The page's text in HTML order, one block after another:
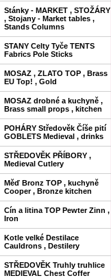
Stánky - MARKET , STOŽÁRY
, Stojany - Market tables ,
Stands Columns
STANY Celty Tyče TENTS
Fabrics Pole Sticks
MOSAZ , ZLATO TOP , Brass
EU Top! , Gold
MOSAZ drobné a kuchyně ,
Brass small props , kitchen
POHÁRY Středověk Číše pití
GOBLETS Medieval , drinks
STŘEDOVĚK PŘÍBORY ,
Medieval Cutlery
Měď Bronz TOP , kuchyně
Cooper , Bronze kitchen
Cín a litina TOP Pewter Zinn ,
Iron
Kotle velké Destilace
Cauldrons , Destilery
STŘEDOVĚK Truhly truhlice
MEDIEVAL Chest Coffer